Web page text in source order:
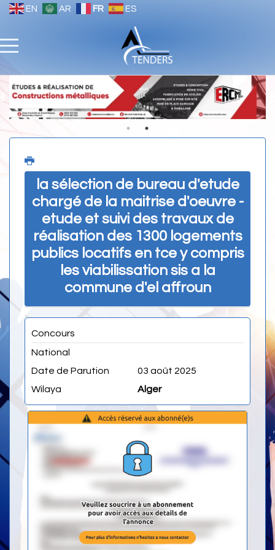
EN AR FR ES
la sélection de bureau d'etude
chargé de la maitrise d'oeuvre -
etude et suivi des travaux de
réalisation des 1300 logements
publics locatifs en tce y compris
les viabilissation sis a la
commune d'el affroun
Concours
National
Date de Parution
03 août 2025
Wilaya
Alger